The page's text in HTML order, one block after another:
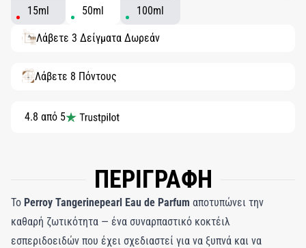
15ml 50ml 100ml
Λάβετε 3 Δείγματα Δωρεάν
Λάβετε 8 Πόντους
4.8 από 5
ΠΕΡΙΓΡΑΦΗ
Το Perroy Tangerinepearl Eau de Parfum αποτυπώνει την
καθαρή ζωτικότητα — ένα συναρπαστικό κοκτέιλ
εσπεριδοειδών που έχει σχεδιαστεί για να ξυπνά και να